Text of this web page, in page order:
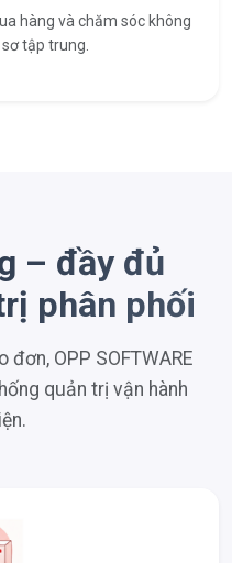
hàng và chăm sóc không
tập trung.
– đầy đủ
phân phối
OPP SOFTWARE
quản trị vận hành